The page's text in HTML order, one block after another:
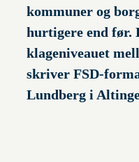
kommuner og
hurtigere end før.
klageniveauet
skriver FSD-
Lundberg i